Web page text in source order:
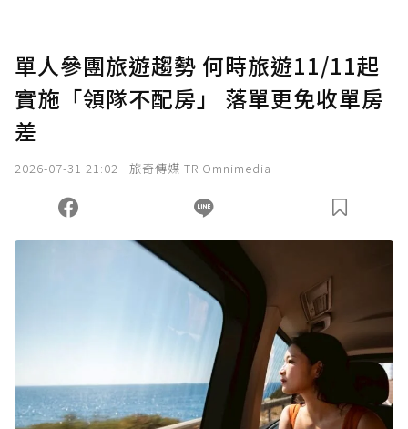
單人參團旅遊趨勢 何時旅遊11/11起
實施「領隊不配房」 落單更免收單房
差
2026-07-31 21:02 旅奇傳媒 TR Omnimedia